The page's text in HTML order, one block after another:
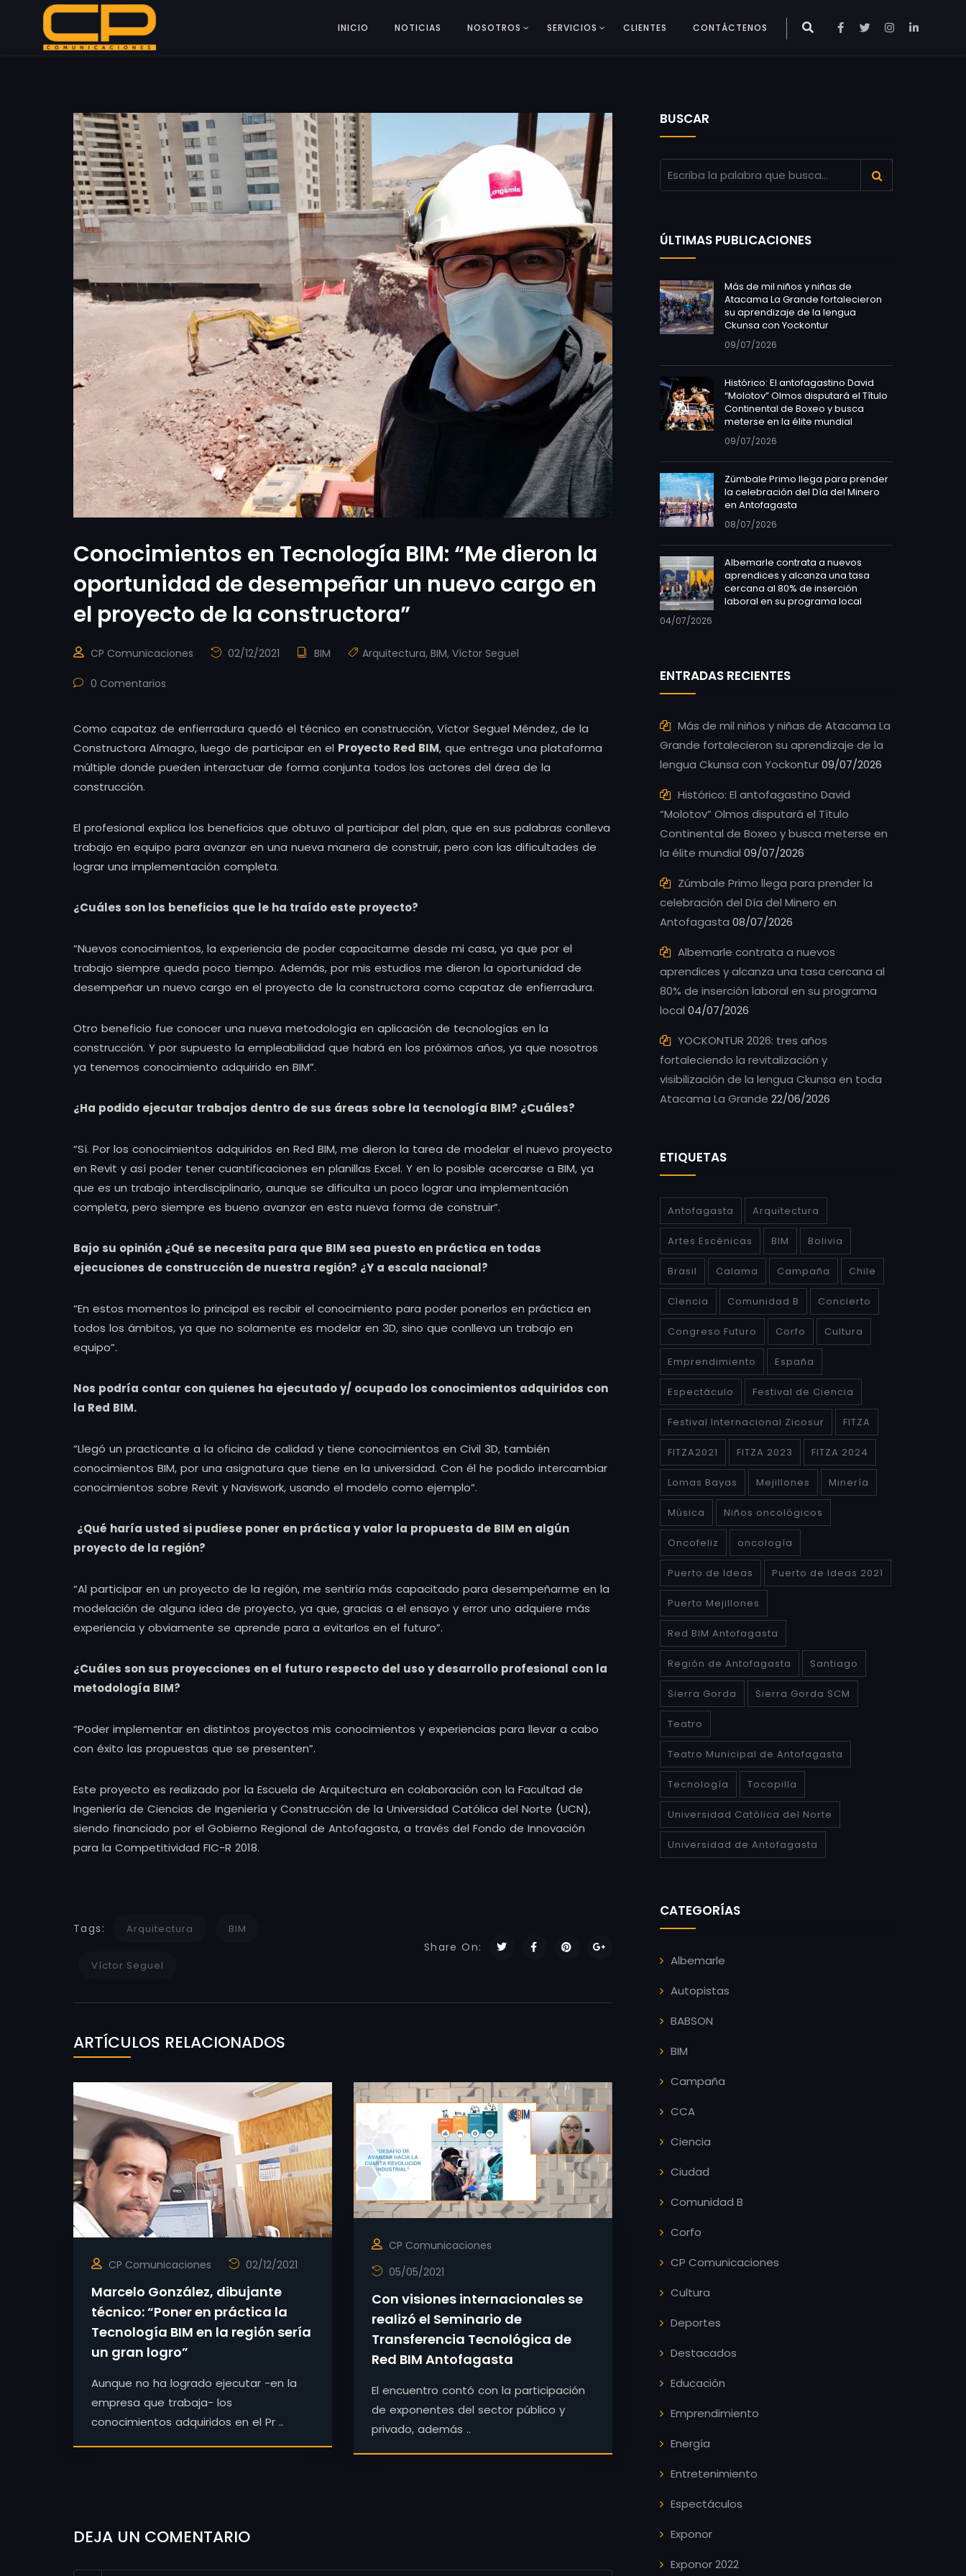
INICIO NOTICIAS NOSOTROS SERVICIOS CLIENTES CONTÁCTENOS
Conocimientos en Tecnología BIM: “Me dieron la
oportunidad de desempeñar un nuevo cargo en
el proyecto de la constructora”
CP Comunicaciones 02/12/2021 BIM Arquitectura, BIM, Víctor Seguel
0 Comentarios
Como capataz de enfierradura quedó el técnico en construcción, Víctor Seguel Méndez, de la
Constructora Almagro, luego de participar en el Proyecto Red BIM, que entrega una plataforma
múltiple donde pueden interactuar de forma conjunta todos los actores del área de la
construcción.
El profesional explica los beneficios que obtuvo al participar del plan, que en sus palabras conlleva
trabajo en equipo para avanzar en una nueva manera de construir, pero con las dificultades de
lograr una implementación completa.
¿Cuáles son los beneficios que le ha traído este proyecto?
“Nuevos conocimientos, la experiencia de poder capacitarme desde mi casa, ya que por el
trabajo siempre queda poco tiempo. Además, por mis estudios me dieron la oportunidad de
desempeñar un nuevo cargo en el proyecto de la constructora como capataz de enfierradura.
Otro beneficio fue conocer una nueva metodología en aplicación de tecnologías en la
construcción. Y por supuesto la empleabilidad que habrá en los próximos años, ya que nosotros
ya tenemos conocimiento adquirido en BIM”.
¿Ha podido ejecutar trabajos dentro de sus áreas sobre la tecnología BIM? ¿Cuáles?
“Sí. Por los conocimientos adquiridos en Red BIM, me dieron la tarea de modelar el nuevo proyecto
en Revit y así poder tener cuantificaciones en planillas Excel. Y en lo posible acercarse a BIM, ya
que es un trabajo interdisciplinario, aunque se dificulta un poco lograr una implementación
completa, pero siempre es bueno avanzar en esta nueva forma de construir”.
Bajo su opinión ¿Qué se necesita para que BIM sea puesto en práctica en todas
ejecuciones de construcción de nuestra región? ¿Y a escala nacional?
“En estos momentos lo principal es recibir el conocimiento para poder ponerlos en práctica en
todos los ámbitos, ya que no solamente es modelar en 3D, sino que conlleva un trabajo en
equipo”.
Nos podría contar con quienes ha ejecutado y/ ocupado los conocimientos adquiridos con
la Red BIM.
“Llegó un practicante a la oficina de calidad y tiene conocimientos en Civil 3D, también
conocimientos BIM, por una asignatura que tiene en la universidad. Con él he podido intercambiar
conocimientos sobre Revit y Naviswork, usando el modelo como ejemplo”.
¿Qué haría usted si pudiese poner en práctica y valor la propuesta de BIM en algún
proyecto de la región?
“Al participar en un proyecto de la región, me sentiría más capacitado para desempeñarme en la
modelación de alguna idea de proyecto, ya que, gracias a el ensayo y error uno adquiere más
experiencia y obviamente se aprende para a evitarlos en el futuro”.
¿Cuáles son sus proyecciones en el futuro respecto del uso y desarrollo profesional con la
metodología BIM?
“Poder implementar en distintos proyectos mis conocimientos y experiencias para llevar a cabo
con éxito las propuestas que se presenten”.
Este proyecto es realizado por la Escuela de Arquitectura en colaboración con la Facultad de
Ingeniería de Ciencias de Ingeniería y Construcción de la Universidad Católica del Norte (UCN),
siendo financiado por el Gobierno Regional de Antofagasta, a través del Fondo de Innovación
para la Competitividad FIC-R 2018.
Tags: Arquitectura BIM
Víctor Seguel
Share On:
ARTÍCULOS RELACIONADOS
CP Comunicaciones 02/12/2021
Marcelo González, dibujante
técnico: “Poner en práctica la
Tecnología BIM en la región sería
un gran logro”
Aunque no ha logrado ejecutar -en la
empresa que trabaja- los
conocimientos adquiridos en el Pr ..
CP Comunicaciones
05/05/2021
Con visiones internacionales se
realizó el Seminario de
Transferencia Tecnológica de
Red BIM Antofagasta
El encuentro contó con la participación
de exponentes del sector público y
privado, además ..
DEJA UN COMENTARIO
BUSCAR
ÚLTIMAS PUBLICACIONES
Más de mil niños y niñas de
Atacama La Grande fortalecieron
su aprendizaje de la lengua
Ckunsa con Yockontur
09/07/2026
Histórico: El antofagastino David
“Molotov” Olmos disputará el Título
Continental de Boxeo y busca
meterse en la élite mundial
09/07/2026
Zúmbale Primo llega para prender
la celebración del Día del Minero
en Antofagasta
08/07/2026
Albemarle contrata a nuevos
aprendices y alcanza una tasa
cercana al 80% de inserción
laboral en su programa local
04/07/2026
ENTRADAS RECIENTES
Más de mil niños y niñas de Atacama La
Grande fortalecieron su aprendizaje de la
lengua Ckunsa con Yockontur09/07/2026
Histórico: El antofagastino David
“Molotov” Olmos disputará el Título
Continental de Boxeo y busca meterse en
la élite mundial 09/07/2026
Zúmbale Primo llega para prender la
celebración del Día del Minero en
Antofagasta 08/07/2026
Albemarle contrata a nuevos
aprendices y alcanza una tasa cercana al
80% de inserción laboral en su programa
local 04/07/2026
YOCKONTUR 2026: tres años
fortaleciendo la revitalización y
visibilización de la lengua Ckunsa en toda
Atacama La Grande 22/06/2026
ETIQUETAS
Antofagasta Arquitectura
Artes Escénicas BIM Bolivia
Brasil Calama Campaña Chile
CIencia Comunidad B Concierto
Congreso Futuro Corfo Cultura
Emprendimiento España
Espectáculo Festival de Ciencia
Festival Internacional Zicosur FITZA
FITZA2021 FITZA 2023 FITZA 2024
Lomas Bayas Mejillones Minería
Música Niños oncológicos
Oncofeliz oncología
Puerto de Ideas Puerto de Ideas 2021
Puerto Mejillones
Red BIM Antofagasta
Región de Antofagasta Santiago
Sierra Gorda Sierra Gorda SCM
Teatro
Teatro Municipal de Antofagasta
Tecnología Tocopilla
Universidad Católica del Norte
Universidad de Antofagasta
CATEGORÍAS
Albemarle
Autopistas
BABSON
BIM
Campaña
CCA
Ciencia
Ciudad
Comunidad B
Corfo
CP Comunicaciones
Cultura
Deportes
Destacados
Educación
Emprendimiento
Energía
Entretenimiento
Espectáculos
Exponor
Exponor 2022